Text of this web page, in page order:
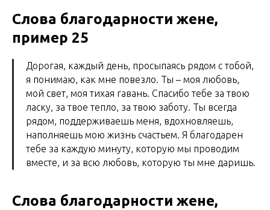
Слова благодарности жене,
пример 25
Дорогая, каждый день, просыпаясь рядом с тобой,
я понимаю, как мне повезло. Ты – моя любовь,
мой свет, моя тихая гавань. Спасибо тебе за твою
ласку, за твое тепло, за твою заботу. Ты всегда
рядом, поддерживаешь меня, вдохновляешь,
наполняешь мою жизнь счастьем. Я благодарен
тебе за каждую минуту, которую мы проводим
вместе, и за всю любовь, которую ты мне даришь.
Слова благодарности жене,